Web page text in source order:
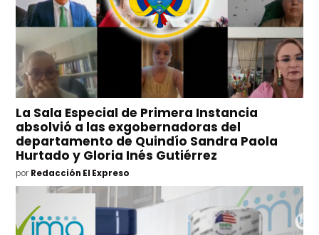
La Sala Especial de Primera Instancia
absolvió a las exgobernadoras del
departamento de Quindío Sandra Paola
Hurtado y Gloria Inés Gutiérrez
por Redacción El Expreso